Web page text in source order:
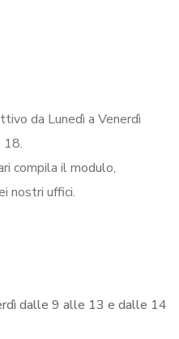
da Lunedì a Venerdì
compila il modulo,
nostri uffici.
dalle 9 alle 13 e dalle 14